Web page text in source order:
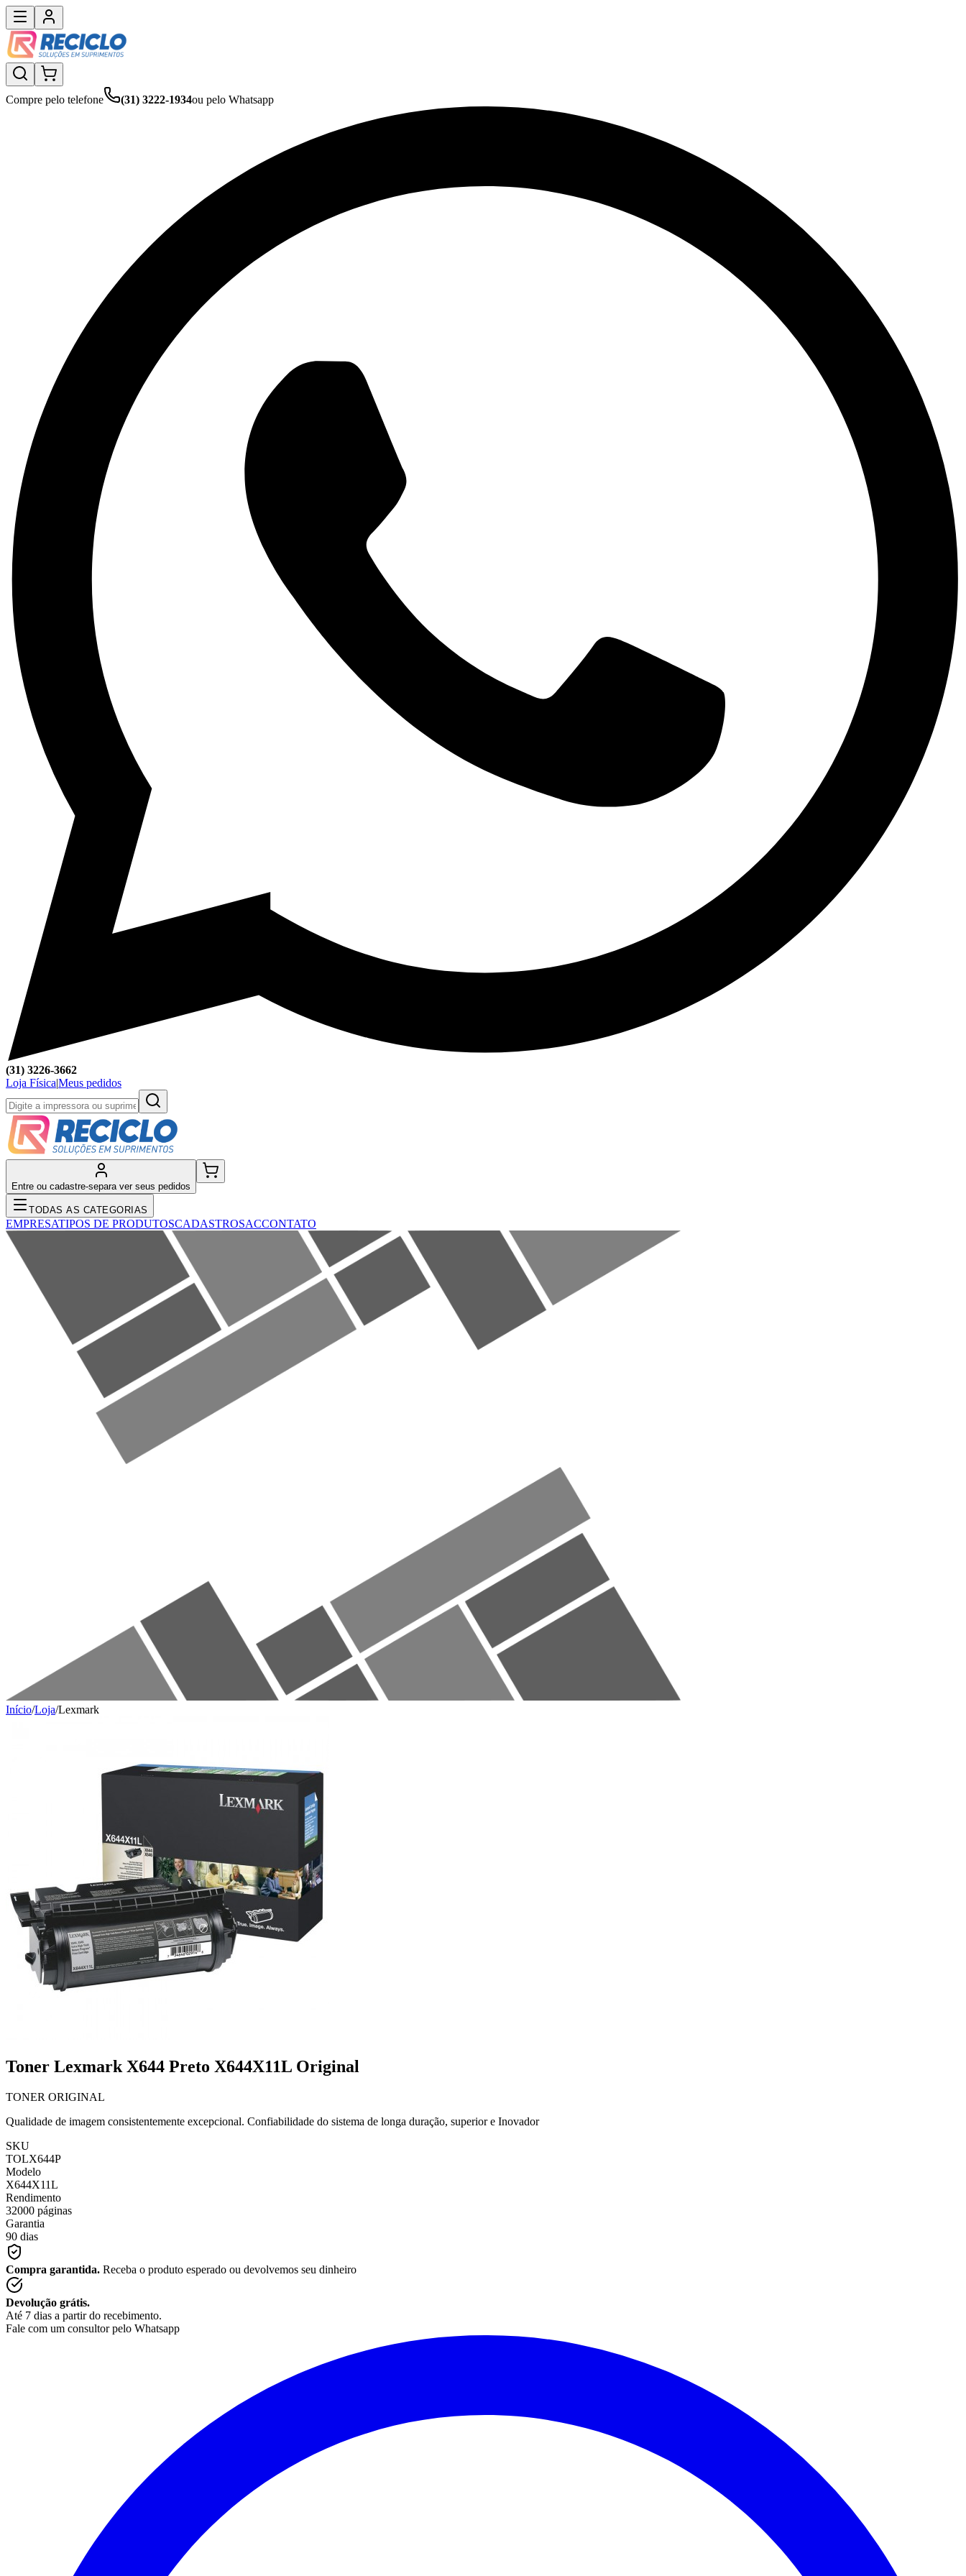
Compre pelo telefone (31) 3222-1934ou pelo Whatsapp
(31) 3226-3662
Loja Física|Meus pedidos
Entre ou cadastre-separa ver seus pedidos
TODAS AS CATEGORIAS
EMPRESATIPOS DE PRODUTOSCADASTROSACCONTATO
Início/Loja/Lexmark
Toner Lexmark X644 Preto X644X11L Original
TONER ORIGINAL
Qualidade de imagem consistentemente excepcional. Confiabilidade do sistema de longa duração, superior e Inovador
SKU
TOLX644P
Modelo
X644X11L
Rendimento
32000 páginas
Garantia
90 dias
Compra garantida. Receba o produto esperado ou devolvemos seu dinheiro
Devolução grátis.
Até 7 dias a partir do recebimento.
Fale com um consultor pelo Whatsapp